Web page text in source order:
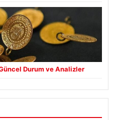
Durum ve Analizler